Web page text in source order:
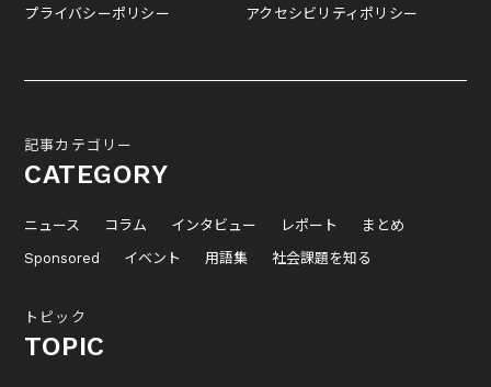
プライバシーポリシー アクセシビリティポリシー
記事カテゴリー
CATEGORY
ニュース コラム インタビュー レポート
まとめ
Sponsored
イベント 用語集 社会課題を知る
トピック
TOPIC